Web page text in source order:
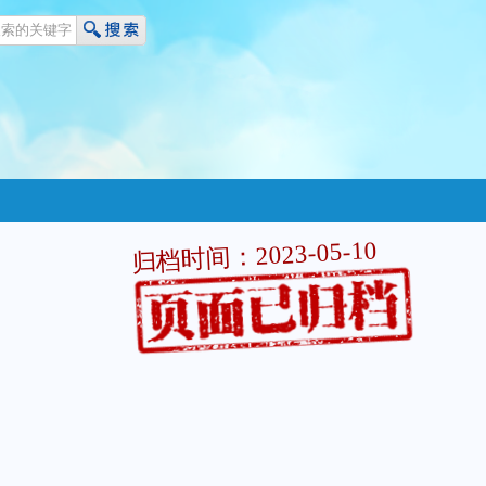
归档时间：2023-05-10